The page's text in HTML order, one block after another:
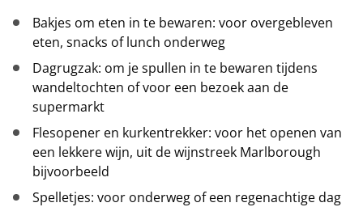
Bakjes om eten in te bewaren: voor overgebleven
eten, snacks of lunch onderweg
Dagrugzak: om je spullen in te bewaren tijdens
wandeltochten of voor een bezoek aan de
supermarkt
Flesopener en kurkentrekker: voor het openen van
een lekkere wijn, uit de wijnstreek Marlborough
bijvoorbeeld
Spelletjes: voor onderweg of een regenachtige dag